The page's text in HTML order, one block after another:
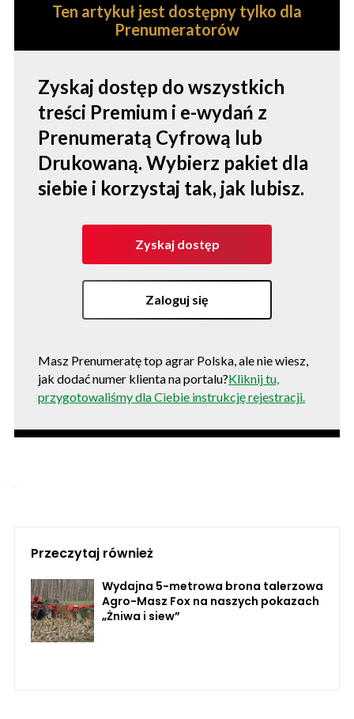
Ten artykuł jest dostępny tylko dla
Prenumeratorów
Zyskaj dostęp do wszystkich
treści Premium i e-wydań z
Prenumeratą Cyfrową lub
Drukowaną. Wybierz pakiet dla
siebie i korzystaj tak, jak lubisz.
Zyskaj dostęp
Zaloguj się
Masz Prenumeratę top agrar Polska, ale nie wiesz,
jak dodać numer klienta na portalu?Kliknij tu,
przygotowaliśmy dla Ciebie instrukcję rejestracji.
Przeczytaj również
Wydajna 5-metrowa brona talerzowa
Agro-Masz Fox na naszych pokazach
„Żniwa i siew”